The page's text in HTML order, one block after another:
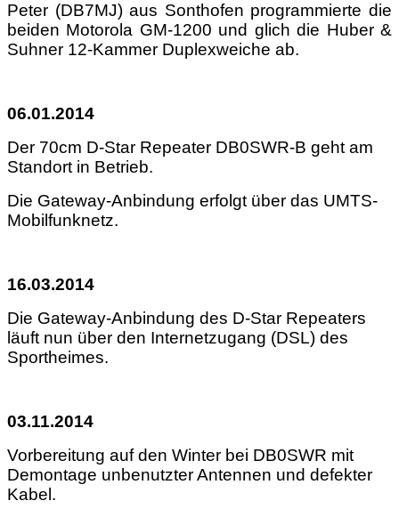
Peter (DB7MJ) aus Sonthofen programmierte die
beiden Motorola GM-1200 und glich die Huber &
Suhner 12-Kammer Duplexweiche ab.
06.01.2014
Der 70cm D-Star Repeater DB0SWR-B geht am
Standort in Betrieb.
Die Gateway-Anbindung erfolgt über das UMTS-
Mobilfunknetz.
16.03.2014
Die Gateway-Anbindung des D-Star Repeaters
läuft nun über den Internetzugang (DSL) des
Sportheimes.
03.11.2014
Vorbereitung auf den Winter bei DB0SWR mit
Demontage unbenutzter Antennen und defekter
Kabel.